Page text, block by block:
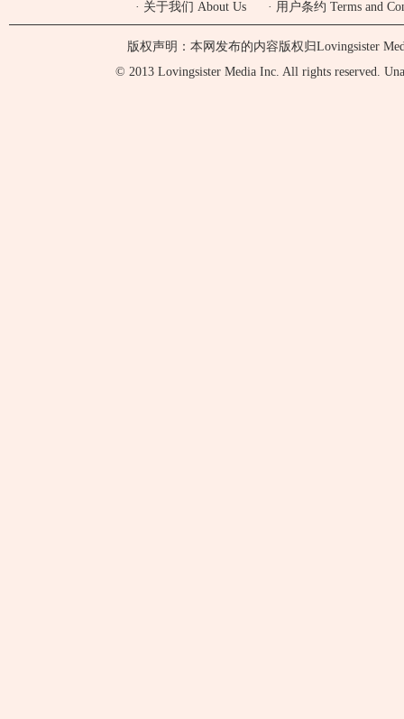
· 关于我们 About Us · 用户条约 Terms and
版权声明：本网发布的内容版权归Lovingsister
© 2013 Lovingsister Media Inc. All rights reserved.